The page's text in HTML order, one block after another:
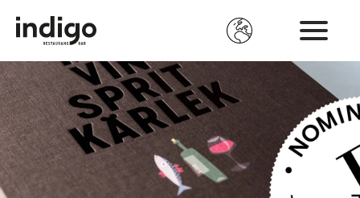
Hoppa
till
huvudinnehåll